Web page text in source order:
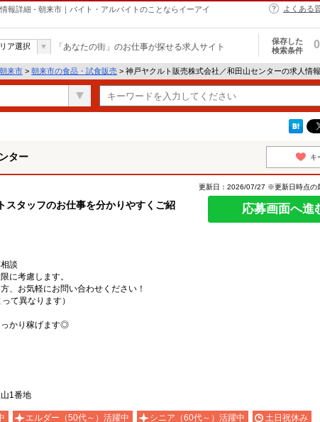
報詳細 - 朝来市｜バイト・アルバイトのことならイーアイ
よくある
ア選択 「あなたの街」のお仕事が探せる求人サイト
保存した
検索条件
0
朝来市 > 朝来市の食品・試食販売 > 神戸ヤクルト販売株式会社／和田山センターの求人情
ター キ
タッフのお仕事を分かりやすくご紹
更新日：2026/07/27 ※更新日時点の
応募画面へ進
談
に考慮します。
、お気軽にお問い合わせください！
て異なります）
かり稼げます◎
1番地
エルダー（50代～）活躍中 シニア（60代～）活躍中
土日祝休み